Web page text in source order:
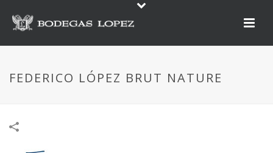
FEDERICO LÓPEZ BRUT NATURE